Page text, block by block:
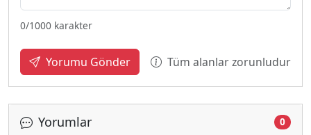
0/1000 karakter
Yorumu Gönder Tüm alanlar zorunludur
Yorumlar 0